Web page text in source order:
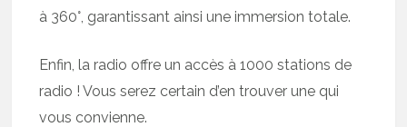
à 360°, garantissant ainsi une immersion totale.
Enfin, la radio offre un accès à 1000 stations de
radio ! Vous serez certain d’en trouver une qui
vous convienne.